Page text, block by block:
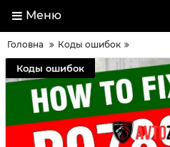
Меню
Головна Коды ошибок
Коды ошибок